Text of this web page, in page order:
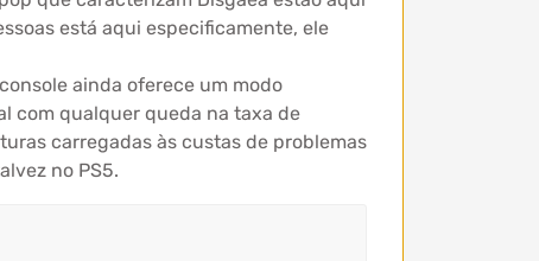
está aqui especificamente, ele
ainda oferece um modo
com qualquer queda na taxa de
carregadas às custas de problemas
no PS5.